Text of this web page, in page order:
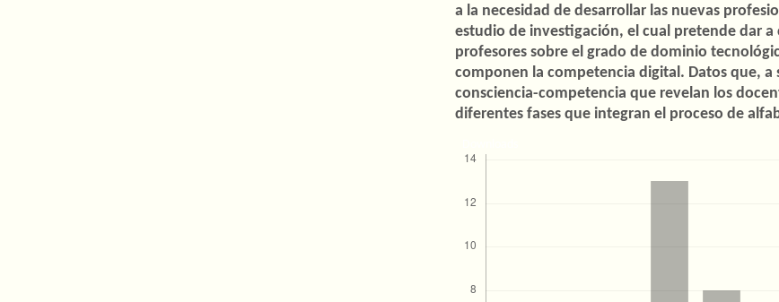
a la necesidad de desarrollar las nuevas
estudio de investigación, el cual pretende dar
profesores sobre el grado de dominio
componen la competencia digital. Datos que,
consciencia-competencia que revelan los
diferentes fases que integran el proceso de